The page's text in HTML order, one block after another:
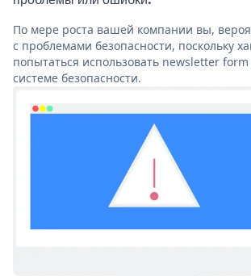
По мере роста вашей компании вы,
с проблемами безопасности, поскольку
попытаться использовать newsletter
системе безопасности.